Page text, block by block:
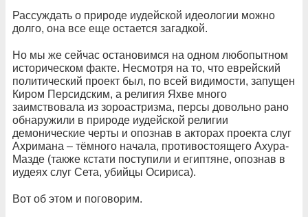
Рассуждать о природе иудейской идеологии можно
долго, она все еще остается загадкой.
Но мы же сейчас остановимся на одном любопытном
историческом факте. Несмотря на то, что еврейский
политический проект был, по всей видимости, запущен
Киром Персидским, а религия Яхве много
заимствовала из зороастризма, персы довольно рано
обнаружили в природе иудейской религии
демонические черты и опознав в акторах проекта слуг
Ахримана – тёмного начала, противостоящего Ахура-
Мазде (также кстати поступили и египтяне, опознав в
иудеях слуг Сета, убийцы Осириса).
Вот об этом и поговорим.